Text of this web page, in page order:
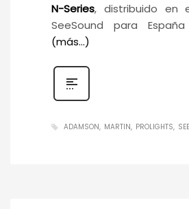
N-Series, distribuido en
SeeSound para
(más…)
ADAMSON MARTIN PROLIGHTS